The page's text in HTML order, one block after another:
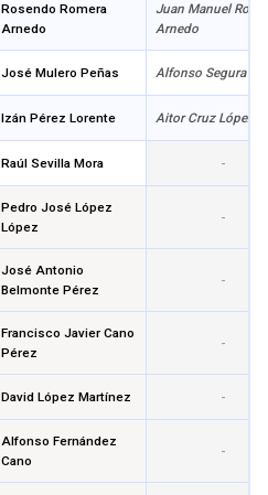
Rosendo Romera
Arnedo
Juan Manuel
Arnedo
José Mulero Peñas Alfonso Segura
Izán Pérez Lorente Aitor Cruz López
Raúl Sevilla Mora -
Pedro José López
López
-
José Antonio
Belmonte Pérez
-
Francisco Javier Cano
Pérez
-
David López Martínez -
Alfonso Fernández
Cano
-